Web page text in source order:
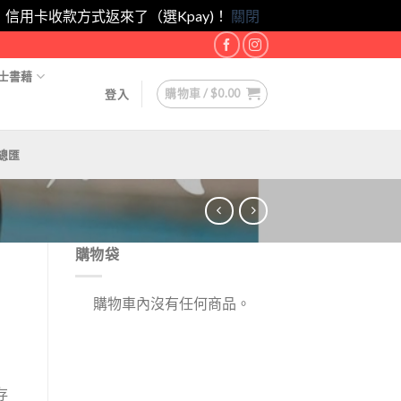
用卡收款方式返來了（選Kpay)！ 關閉
書藉
登入 購物車 /$0.00
匯
購物袋
購物車內沒有任何商品。